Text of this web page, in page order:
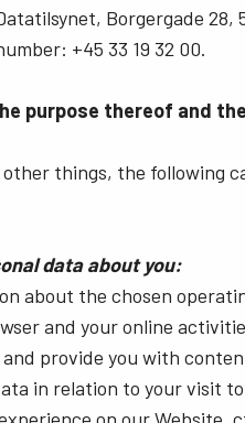
und…
Borgergade 28,
+45 33 19 32 00.
purpose thereof and
things, the following
data about you:
about the chosen
and your online
and provide you with
in relation to your visit